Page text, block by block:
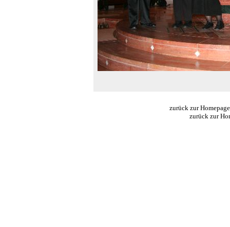
zurück zur
zurück zur